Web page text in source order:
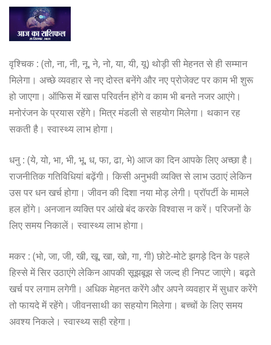
वृश्चिक : (तो, ना, नी, नू, ने, नो, या, यी, यू) थोड़ी सी मेहनत से ही सम्मान
मिलेगा। अच्छे व्यवहार से नए दोस्त बनेंगे और नए प्रोजेक्ट पर काम भी शुरू
हो जाएगा। ऑफिस में खास परिवर्तन होंगे व काम भी बनते नजर आएंगे।
मनोरंजन के प्रयास रहेंगे। मित्र मंडली से सहयोग मिलेगा। थकान रह
सकती है। स्वास्थ्य लाभ होगा।
धनु : (ये, यो, भा, भी, भू, ध, फा, ढा, भे) आज का दिन आपके लिए अच्छा है।
राजनीतिक गतिविधियां बढ़ेंगी। किसी अनुभवी व्यक्ति से लाभ उठाएं लेकिन
उस पर धन खर्च होगा। जीवन की दिशा नया मोड़ लेगी। प्रॉपर्टी के मामले
हल होंगे। अनजान व्यक्ति पर आंखे बंद करके विश्वास न करें। परिजनों के
लिए समय निकालें। स्वास्थ्य लाभ होगा।
मकर : (भो, जा, जी, खी, खू, खा, खो, गा, गी) छोटे-मोटे झगड़े दिन के पहले
हिस्से में सिर उठाएंगे लेकिन आपकी सूझबूझ से जल्द ही निपट जाएंगे। बढ़ते
खर्च पर लगाम लगेगी। अधिक मेहनत करेंगे और अपने व्यवहार में सुधार करेंगे
तो फायदे में रहेंगे। जीवनसाथी का सहयोग मिलेगा। बच्चों के लिए समय
अवश्य निकले। स्वास्थ्य सही रहेगा।